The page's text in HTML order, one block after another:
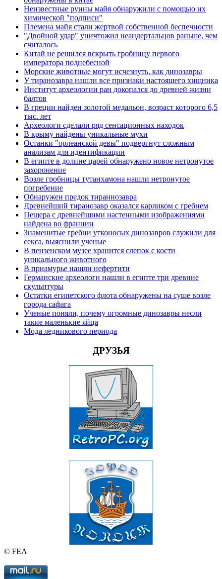
Неизвестные руины майя обнаружили с помощью их
химической "подписи"
Племена майя стали жертвой собственной беспечности
"Двойной удар" уничтожил неандертальцов раньше, чем
считалось
Китай не решился вскрыть гробницу первого
императора поднебесной
Морские животные могут исчезнуть, как динозавры
У тиранозавра нашли все признаки настоящего хищника
Институт археологии ран докопался до древней жизни
балтов
В греции найден золотой медальон, возраст которого 6,5
тыс. лет
Археологи сделали ряд сенсационных находок
В крыму найдены уникальные мухи
Останки "орлеанской девы" подвергнут сложным
анализам для идентификации
В египте в долине царей обнаружено новое нетронутое
захоронение
Возле гробницы тутанхамона нашли нетронутое
погребение
Обнаружен предок тираннозавра
Древнейший тиранозавр оказался карликом с гребнем
Пещера с древнейшими настенными изображениями
найдена во франции
Знаменитые гребни утконосых динозавров служили для
секса, выяснили ученые
В пензенском музее хранится слепок с кости
уникального животного
В приамурье нашли нефертити
Германские археологи нашли в египте три древние
скульптуры
Остатки египетского флота обнаружены на суше возле
города сафага
Ученые поняли, почему огромные динозавры несли
такие маленькие яйца
Мода ледникового периода
ДРУЗЬЯ
© FEA